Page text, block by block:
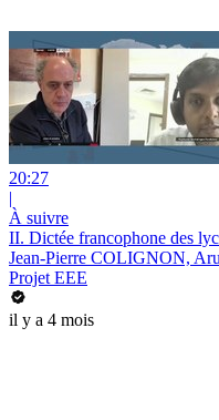
20:27
|
À suivre
II. Dictée francophone des
Jean-Pierre COLIGNON,
Projet EEE
il y a 4 mois